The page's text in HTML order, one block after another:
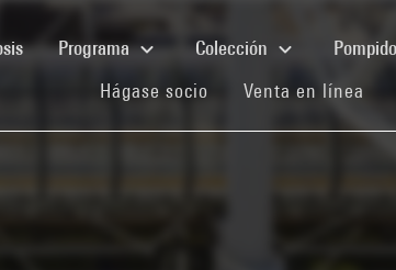
(current)Programa Colección
Hágase socio (current)
Venta en línea